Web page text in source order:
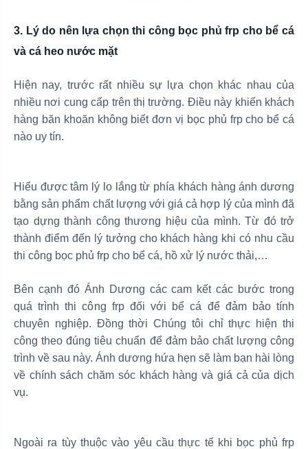
3. Lý do nên lựa chọn thi công bọc phủ frp cho bể cá
và cá heo nước mặt
Hiện nay, trước rất nhiều sự lựa chọn khác nhau của
nhiều nơi cung cấp trên thị trường. Điều này khiến khách
hàng băn khoăn không biết đơn vị bọc phủ frp cho bể cá
nào uy tín.
Hiểu được tâm lý lo lắng từ phía khách hàng ánh dương
bằng sản phẩm chất lượng với giá cả hợp lý của mình đã
tạo dựng thành công thương hiệu của mình. Từ đó trở
thành điểm đến lý tưởng cho khách hàng khi có nhu cầu
thi công bọc phủ frp cho bể cá, hồ xử lý nước thải,…
Bên cạnh đó Ánh Dương các cam kết các bước trong
quá trình thi công frp đối với bể cá để đảm bảo tính
chuyên nghiệp. Đồng thời Chúng tôi chỉ thực hiện thi
công theo đúng tiêu chuẩn để đảm bảo chất lượng công
trình về sau này. Ánh dương hứa hẹn sẽ làm bạn hài lòng
về chính sách chăm sóc khách hàng và giá cả của dịch
vụ.
Ngoài ra tùy thuộc vào yêu cầu thực tế khi bọc phủ frp